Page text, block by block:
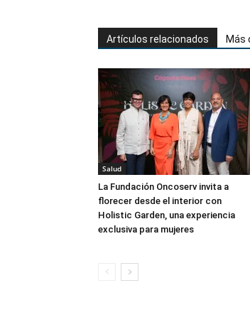
Artículos relacionados Más
Salud
La Fundación Oncoserv invita a
florecer desde el interior con
Holistic Garden, una experiencia
exclusiva para mujeres